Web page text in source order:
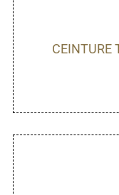
CEINTURE